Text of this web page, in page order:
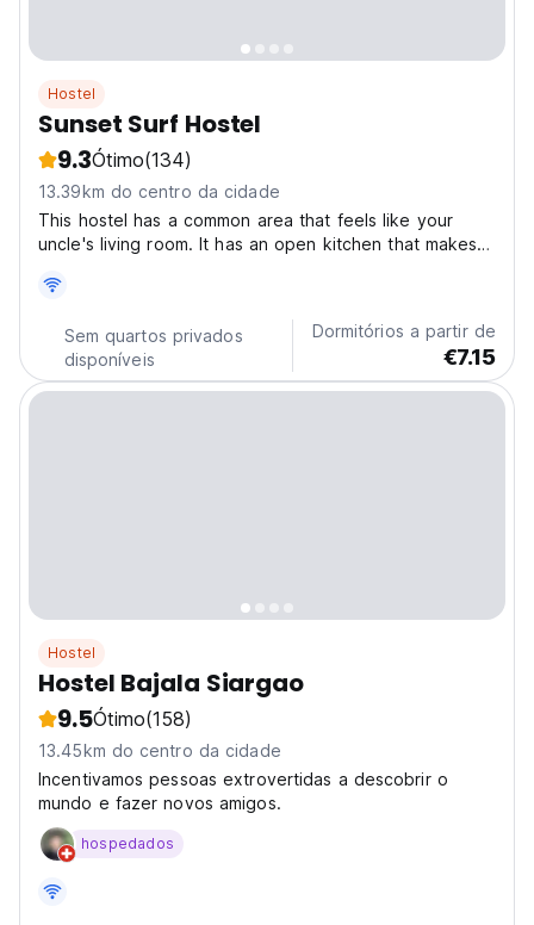
Hostel
Sunset Surf Hostel
9.3Ótimo(134)
13.39km do centro da cidade
This hostel has a common area that feels like your
uncle's living room. It has an open kitchen that makes
that it has no mice and cockroaches because of our
hostel cat "Mao-mao". Take a 5 minute walk and...
Sem quartos privados
disponíveis
Dormitórios a partir de
€7.15
Hostel
Hostel Bajala Siargao
9.5Ótimo(158)
13.45km do centro da cidade
Incentivamos pessoas extrovertidas a descobrir o
mundo e fazer novos amigos.
hospedados